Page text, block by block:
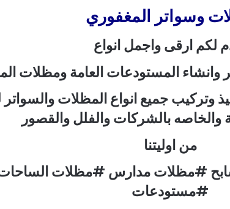
وسواتر المغفوري
لكم ارقى واجمل انواع
وانشاء المستودعات العامة ومظلات
وتركيب جميع انواع المظلات
والخاصه بالشركات والفلل والقصور
من اوليتنا
#مستودعات